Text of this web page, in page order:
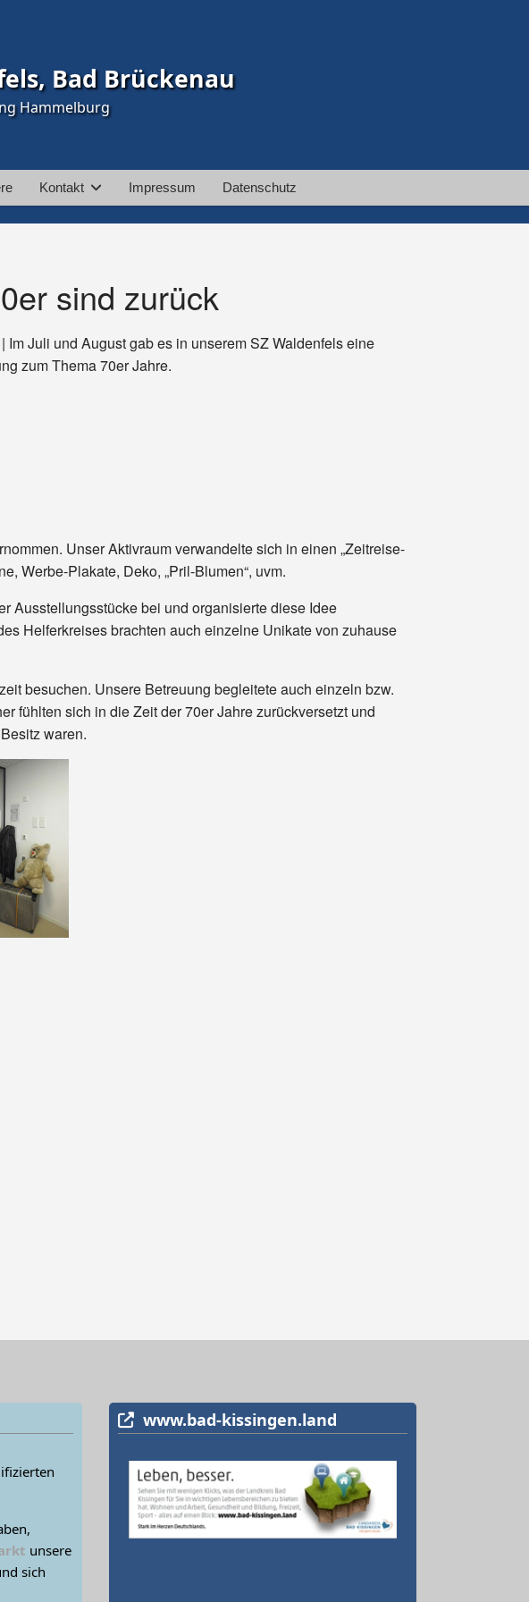
Bad Brückenau
Hammelburg
Kontakt Impressum Datenschutz
sind zurück
Im Juli und August gab es in unserem SZ Waldenfels eine
zum Thema 70er Jahre.
Unser Aktivraum verwandelte sich in einen „Zeitreise-
Werbe-Plakate, Deko, „Pril-Blumen“, uvm.
Ausstellungsstücke bei und organisierte diese Idee
Helferkreises brachten auch einzelne Unikate von zuhause
besuchen. Unsere Betreuung begleitete auch einzeln bzw.
fühlten sich in die Zeit der 70er Jahre zurückversetzt und
waren.
unsere
sich
www.bad-kissingen.land